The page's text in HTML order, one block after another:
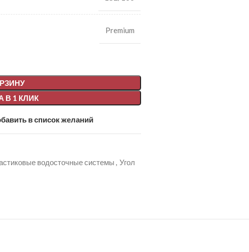
Premium
В 1 КЛИК
в список желаний
водосточные системы , Угол